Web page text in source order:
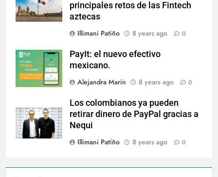
principales retos de las Fintech
aztecas
Illimani Patiño
8 years ago 0
PayIt: el nuevo efectivo
mexicano.
Alejandra Marín
8 years ago 0
Los colombianos ya pueden
retirar dinero de PayPal gracias a
Nequi
Illimani Patiño
8 years ago 0